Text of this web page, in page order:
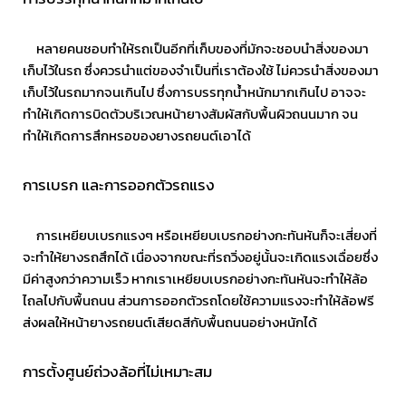
หลายคนชอบทำให้รถเป็นอีกที่เก็บของที่มักจะชอบนำสิ่งของมา
เก็บไว้ในรถ ซึ่งควรนำแต่ของจำเป็นที่เราต้องใช้ ไม่ควรนำสิ่งของมา
เก็บไว้ในรถมากจนเกินไป ซึ่งการบรรทุกนํ้าหนักมากเกินไป อาจจะ
ทำให้เกิดการบิดตัวบริเวณหน้ายางสัมผัสกับพื้นผิวถนนมาก จน
ทำให้เกิดการสึกหรอของยางรถยนต์เอาได้
การเบรก และการออกตัวรถแรง
การเหยียบเบรกแรงๆ หรือเหยียบเบรกอย่างกะทันหันก็จะเสี่ยงที่
จะทำให้ยางรถสึกได้ เนื่องจากขณะที่รถวิ่งอยู่นั้นจะเกิดแรงเฉื่อยซึ่ง
มีค่าสูงกว่าความเร็ว หากเราเหยียบเบรกอย่างกะทันหันจะทำให้ล้อ
ไถลไปกับพื้นถนน ส่วนการออกตัวรถโดยใช้ความแรงจะทำให้ล้อฟรี
ส่งผลให้หน้ายางรถยนต์เสียดสีกับพื้นถนนอย่างหนักได้
การตั้งศูนย์ถ่วงล้อที่ไม่เหมาะสม